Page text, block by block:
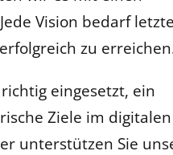
Vision bedarf
zu
eingesetzt, ein
Ziele im digitalen
unterstützen Sie